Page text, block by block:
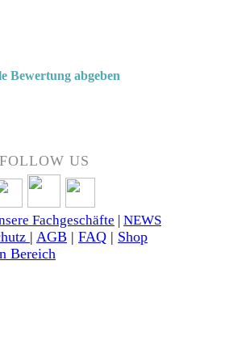
Bewertung abgeben
FOLLOW US
Fachgeschäfte | NEWS
| AGB | FAQ | Shop
Bereich